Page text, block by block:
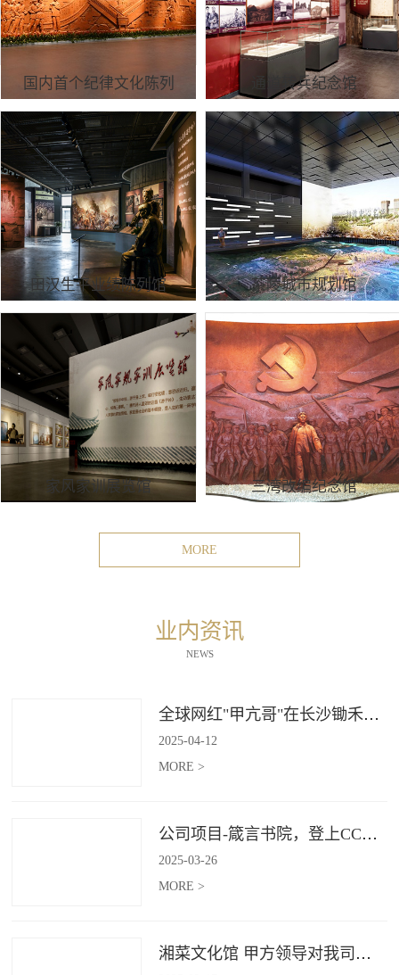
国内首个纪律文化陈列 通道转兵纪念馆
田汉生平业绩陈列馆 茶陵城市规划馆
家风家训展览馆 三湾改编纪念馆
MORE
业内资讯
NEWS
全球网红"甲亢哥"在长沙锄禾打造的杜甫江阁体验参观
2025-04-12
MORE >
公司项目-箴言书院，登上CCTV4《记住乡愁》
2025-03-26
MORE >
湘菜文化馆 甲方领导对我司授牌